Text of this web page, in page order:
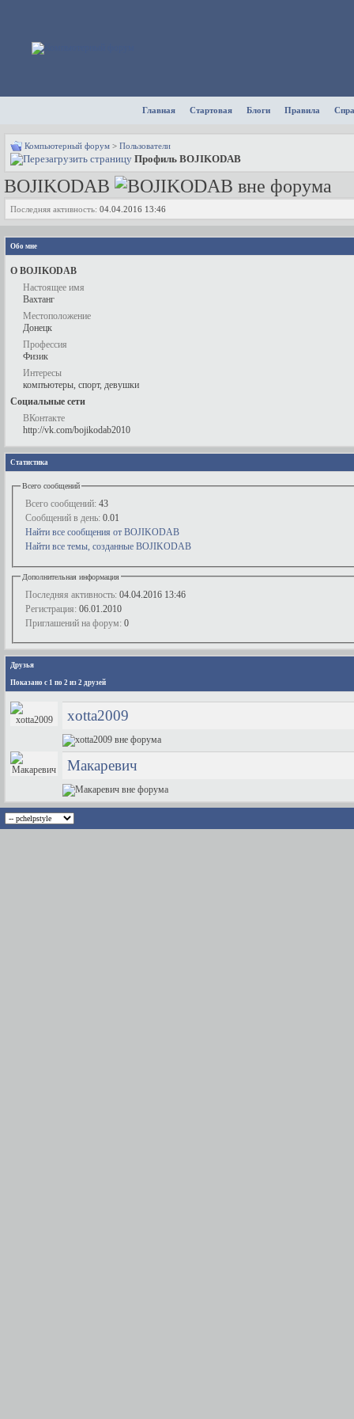
Главная Стартовая Блоги Правила
Компьютерный форум > Пользователи
Профиль BOJIKODAB
BOJIKODAB
Последняя активность: 04.04.2016 13:46
Обо мне
О BOJIKODAB
Настоящее имя
Вахтанг
Местоположение
Донецк
Профессия
Физик
Интересы
компъютеры, спорт, девушки
Социальные сети
ВКонтакте
http://vk.com/bojikodab2010
Статистика
Всего сообщений
Всего сообщений: 43
Сообщений в день: 0.01
Найти все сообщения от BOJIKODAB
Найти все темы, созданные BOJIKODAB
Дополнительная информация
Последняя активность: 04.04.2016 13:46
Регистрация: 06.01.2010
Приглашений на форум: 0
Друзья
Показано с 1 по 2 из 2 друзей
xotta2009
Макаревич